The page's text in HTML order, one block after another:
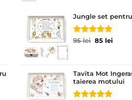
Jungle set
Evaluat la
95lei Prețul
95 lei.
85 leiPrețul
Tavita Mot
taierea motului